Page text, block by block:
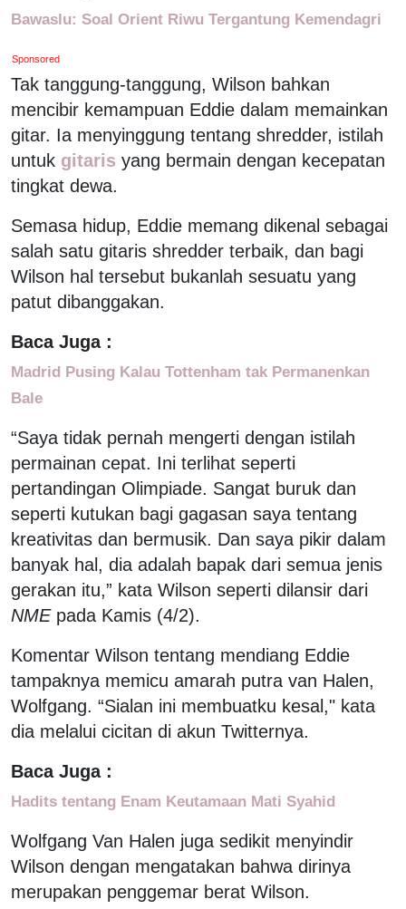
Bawaslu: Soal Orient Riwu Tergantung Kemendagri
Sponsored
Tak tanggung-tanggung, Wilson bahkan
mencibir kemampuan Eddie dalam memainkan
gitar. Ia menyinggung tentang shredder, istilah
untuk gitaris yang bermain dengan kecepatan
tingkat dewa.
Semasa hidup, Eddie memang dikenal sebagai
salah satu gitaris shredder terbaik, dan bagi
Wilson hal tersebut bukanlah sesuatu yang
patut dibanggakan.
Baca Juga :
Madrid Pusing Kalau Tottenham tak Permanenkan
Bale
“Saya tidak pernah mengerti dengan istilah
permainan cepat. Ini terlihat seperti
pertandingan Olimpiade. Sangat buruk dan
seperti kutukan bagi gagasan saya tentang
kreativitas dan bermusik. Dan saya pikir dalam
banyak hal, dia adalah bapak dari semua jenis
gerakan itu,” kata Wilson seperti dilansir dari
NMEpada Kamis (4/2).
Komentar Wilson tentang mendiang Eddie
tampaknya memicu amarah putra van Halen,
Wolfgang. “Sialan ini membuatku kesal," kata
dia melalui cicitan di akun Twitternya.
Baca Juga :
Hadits tentang Enam Keutamaan Mati Syahid
Wolfgang Van Halen juga sedikit menyindir
Wilson dengan mengatakan bahwa dirinya
merupakan penggemar berat Wilson.